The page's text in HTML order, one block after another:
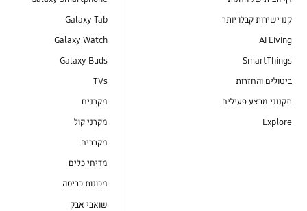
קנו ישירות קבלו יותר
AI Living
SmartThings
ביטולים והחזרות
תקנוני מבצע פעילים
Explore
Galaxy Tab
Galaxy Watch
Galaxy Buds
TVs
מקרנים
מקרני קול
מקררים
מדיחי כלים
מכונות כביסה
שואבי אבק